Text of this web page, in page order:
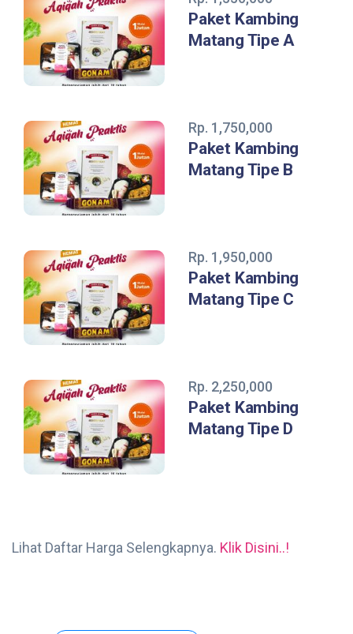
Paket Kambing
Matang Tipe A
Rp. 1,750,000
Paket Kambing
Matang Tipe B
Rp. 1,950,000
Paket Kambing
Matang Tipe C
Rp. 2,250,000
Paket Kambing
Matang Tipe D
Lihat Daftar Harga Selengkapnya. Klik Disini..!